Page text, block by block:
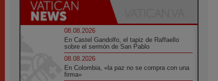
08.08.2026
En Castel Gandolfo, el tapiz de Raffaello
sobre el sermón de San Pablo
08.08.2026
En Colombia, «la paz no se compra con una
firma»